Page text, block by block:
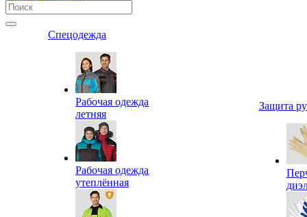
Спецодежда
Рабочая одежда
летняя
Рабочая одежда
утеплённая
Защита